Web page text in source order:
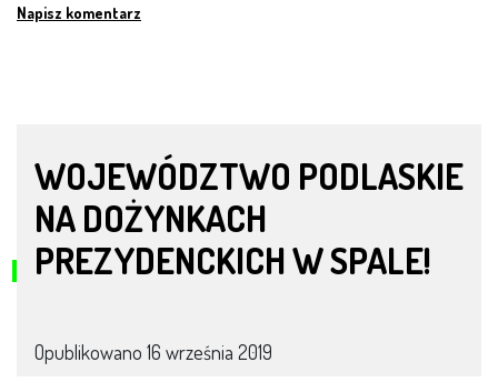
Napisz komentarz
WOJEWÓDZTWO PODLASKIE
NA DOŻYNKACH
PREZYDENCKICH W SPALE!
Opublikowano 16 września 2019